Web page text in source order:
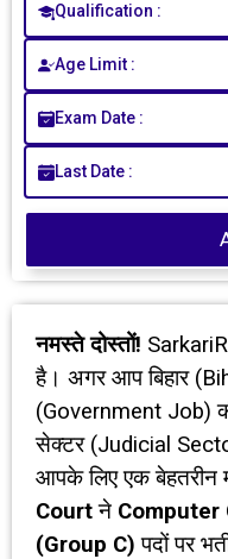
Qualification :
Age Limit :
Exam Date :
Last Date :
नमस्ते दोस्तों!
है। अगर आप बिहार
(Government Job)
सेक्टर (Judicial
आपके लिए एक बेहतरीन
Courtने Computer
(Group C) पदों पर